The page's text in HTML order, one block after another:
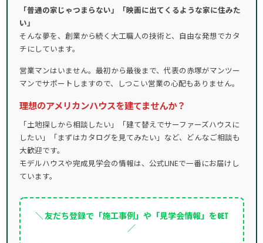
「普通の家じゃつまらない」「映画に出てくるような家に住みた
い」
そんな夢を、創業から続く大工職人の技術と、自由な発想でカタ
チにしています。
営業マンはいません。最初から最後まで、代表の赤塚がマンツー
マンでサポートしますので、しつこい営業の心配もありません。
理想のアメリカンハウスを建てませんか？
「土地探しから相談したい」「建て替えでサーファーズハウスに
したい」「まずはカタログを見てみたい」など、どんなご相談も
大歓迎です。
モデルハウスや完成見学会の情報は、公式LINEで一番にお届けし
ています。
＼ 友だち登録で「施工事例」や「見学会情報」をGET
／